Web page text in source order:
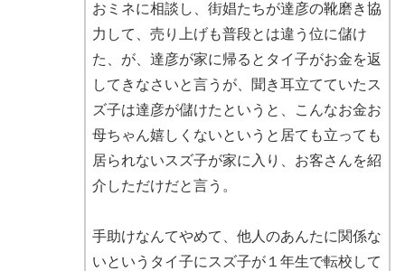
おミネに相談し、街娼たちが達彦の靴磨き協
力して、売り上げも普段とは違う位に儲け
た、が、達彦が家に帰るとタイ子がお金を返
してきなさいと言うが、聞き耳立てていたス
ズ子は達彦が儲けたというと、こんなお金お
母ちゃん嬉しくないというと居ても立っても
居られないスズ子が家に入り、お客さんを紹
介しただけだと言う。
手助けなんてやめて、他人のあんたに関係な
いというタイ子にスズ子が１年生で転校して